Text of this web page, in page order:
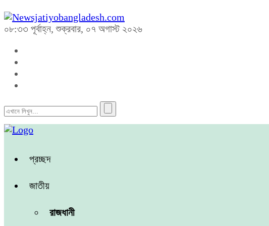
০৮:৩৩ পূর্বাহ্ন, শুক্রবার, ০৭ অগাস্ট ২০২৬
প্রচ্ছদ
জাতীয়
রাজধানী